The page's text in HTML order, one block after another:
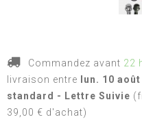
Commandez avant 22
livraison entre lun. 10 août
standard - Lettre Suivie
39,00 € d'achat)